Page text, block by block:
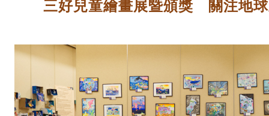
三好兒童繪畫展暨頒獎 關注地